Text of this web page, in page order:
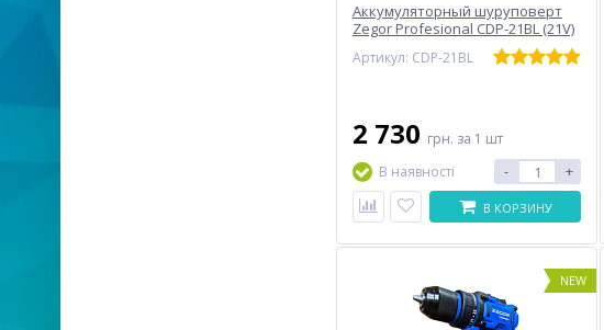
Аккумуляторный шуруповерт
Zegor Profesional CDP-21BL (21V)
Артикул: CDP-21BL
2 730 грн. за 1 шт
В наявності
- +
В КОРЗИНУ
NEW